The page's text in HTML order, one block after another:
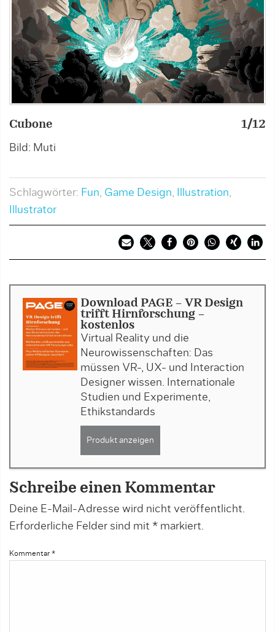
Cubone
Bild: Muti
1/12
Schlagwörter: Fun, Game Design, Illustration,
Illustrator
Download PAGE - VR Design
trifft Hirnforschung -
kostenlos
Virtual Reality und die
Neurowissenschaften: Das
müssen VR-, UX- und Interaction
Designer wissen. Internationale
Studien und Experimente,
Ethikstandards
Produkt anzeigen
Schreibe einen Kommentar
Deine E-Mail-Adresse wird nicht veröffentlicht.
Erforderliche Felder sind mit * markiert.
Kommentar *